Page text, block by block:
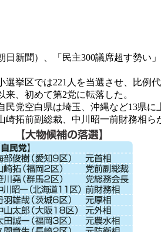
新聞）、「民主300議席超す勢い
挙区では221人を当選させ、比例
、初めて第2党に転落した。
党空白県は埼玉、沖縄など13県
拓前副総裁、中川昭一前財務相